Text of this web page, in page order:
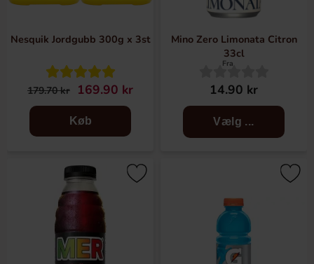
Nesquik Jordgubb 300g x 3st
179.70 kr 169.90 kr
Køb
Mino Zero Limonata Citron
33cl
Fra
14.90 kr
Vælg ...